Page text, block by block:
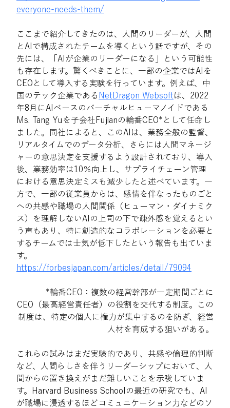
everyone-needs-them/
ここまで紹介してきたのは、人間のリーダーが、人間
とAIで構成されたチームを導くという話ですが、その
先には、「AIが企業のリーダーになる」という可能性
も存在します。驚くべきことに、一部の企業ではAIを
CEOとして導入する実験を行っています。例えば、中
国のテック企業である NetDragon Websoftは、2022
年8月にAIベースのバーチャルヒューマノイドである
Ms. Tang Yuを子会社Fujianの輪番CEO*として任命し
ました。同社によると、このAIは、業務全般の監督、
リアルタイムでのデータ分析、さらには人間マネージ
ャーの意思決定を支援するよう設計されており、導入
後、業務効率は10％向上し、サプライチェーン管理
における意思決定ミスも減少したと述べています。一
方で、一部の従業員からは、感情を伴なったものごと
への共感や職場の人間関係（ヒューマン・ダイナミク
ス）を理解しないAIの上司の下で疎外感を覚えるとい
う声もあり、特に創造的なコラボレーションを必要と
するチームでは士気が低下したという報告も出ていま
す。
https://forbesjapan.com/articles/detail/79094
*輪番CEO：複数の経営幹部が一定期間ごとに
CEO（最高経営責任者）の役割を交代する制度。この
制度は、特定の個人に権力が集中するのを防ぎ、経営
人材を育成する狙いがある。
これらの試みはまだ実験的であり、共感や倫理的判断
など、人間らしさを伴うリーダーシップにおいて、人
間からの置き換えがまだ難しいことを示唆していま
す。Harvard Business Schoolの最近の研究でも、AI
が職場に浸透するほどコミュニケーション力などのソ